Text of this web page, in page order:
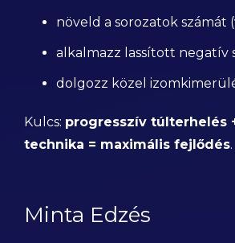
növeld a sorozatok számát
alkalmazz lassított negatív
dolgozz közel
Kulcs: progresszív túlterhelés
technika = maximális fejlődés.
Minta Edzés